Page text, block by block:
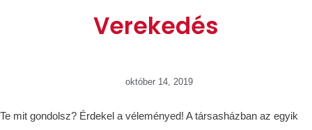
Verekedés
október 14, 2019
Te mit gondolsz? Érdekel a véleményed! A társasházban az egyik